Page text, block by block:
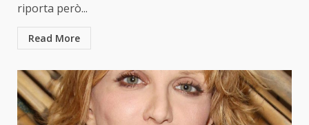
riporta però...
Read More